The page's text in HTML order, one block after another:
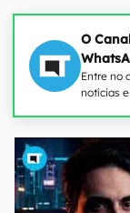
O
Entre no
notícias